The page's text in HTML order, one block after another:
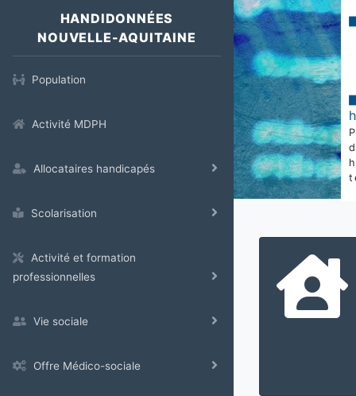
HANDIDONNÉES
NOUVELLE-AQUITAINE
Population
Activité MDPH
Allocataires handicapés
Scolarisation
Activité et formation
professionnelles
Vie sociale
Offre Médico-sociale